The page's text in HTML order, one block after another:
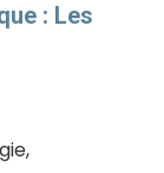
: Les